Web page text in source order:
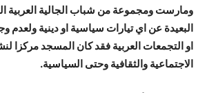
ومارست ومجموعة من شباب الجالية العربية
البعيدة عن اي تيارات سياسية او دينية ولعدم
او التجمعات العربية فقد كان المسجد مركزا
الاجتماعية والثقافية وحتى السياسية.